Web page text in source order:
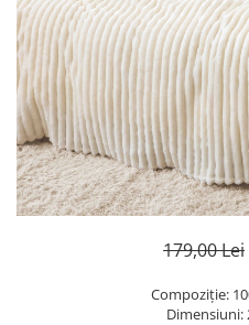
Cearceaf Normal
Lenjerii Pat Imprimeu 5D cu
Cearceaf cu Elastic pat 1
Cearceaf cu Elastic pat 2
Lenjerii Pat Inimi Brodate
Lenjerii Pat, Bumbac-Finet
Premium, 1 Persoana
Lenjerii Pat, Bumbac-Finet
Premium, 2 Persoane179,00 Lei
Compoziție:
Dimensiuni: